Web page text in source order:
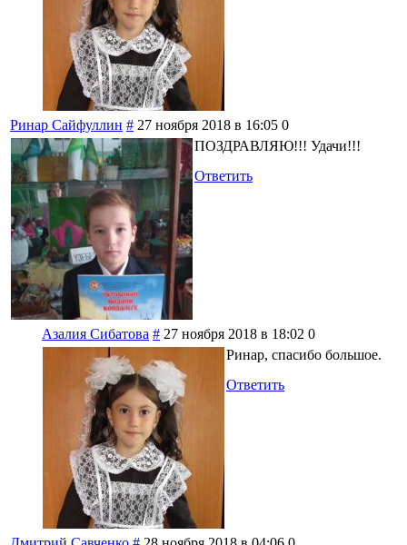
Ринар Сайфуллин # 27 ноября 2018 в 16:05 0
ПОЗДРАВЛЯЮ!!! Удачи!!!
Ответить
Азалия Сибатова # 27 ноября 2018 в 18:02 0
Ринар, спасибо большое.
Ответить